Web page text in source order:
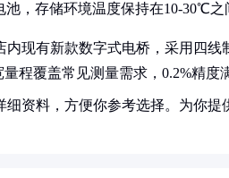
池，存储环境温度保持在10-30℃之
内现有新款数字式电桥，采用四
程覆盖常见测量需求，0.2%精度
细资料，方便你参考选择。为你提